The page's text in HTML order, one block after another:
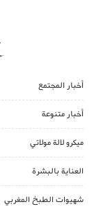
أخبار المجتمع
أخبار متنوعة
ميكرو لالة مولاتي
العناية بالبشرة
شهيوات الطبخ المغربي